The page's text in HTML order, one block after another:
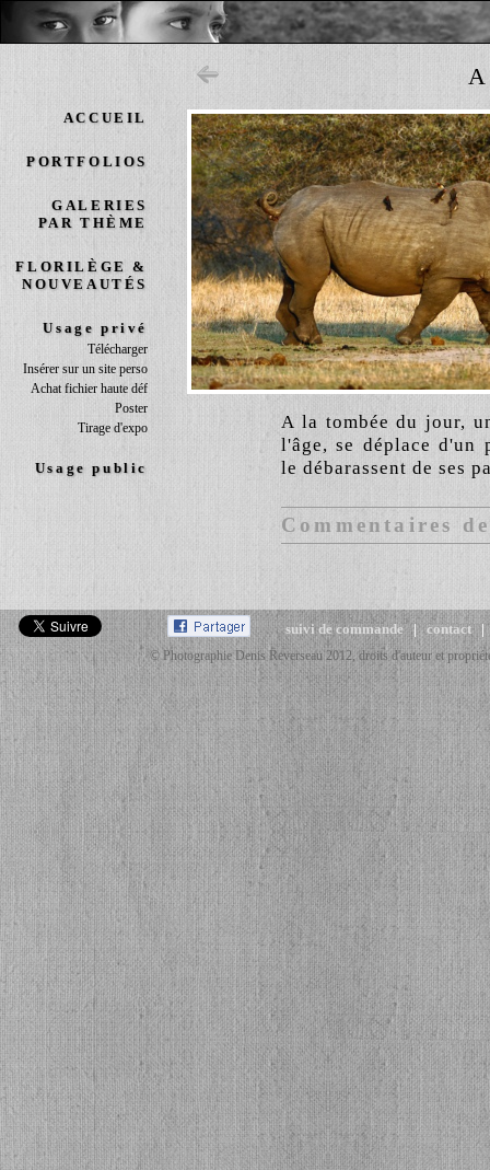
ACCUEIL
PORTFOLIOS
GALERIES
PAR THÈME
FLORILÈGE &
NOUVEAUTÉS
Usage privé
Télécharger
Insérer sur un site perso
Achat fichier haute déf
Poster
Tirage d'expo
Usage public
A la tombée du jour,
l'âge, se déplace d'un
le débarassent de ses
Commentaires
suivi de commande |contact
© Photographie Denis Reverseau 2012, droits d'auteur et